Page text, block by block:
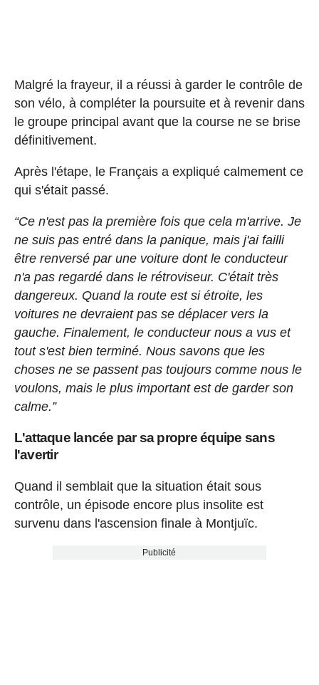
Malgré la frayeur, il a réussi à garder le contrôle de
son vélo, à compléter la poursuite et à revenir dans
le groupe principal avant que la course ne se brise
définitivement.
Après l'étape, le Français a expliqué calmement ce
qui s'était passé.
“Ce n'est pas la première fois que cela m'arrive. Je
ne suis pas entré dans la panique, mais j'ai failli
être renversé par une voiture dont le conducteur
n'a pas regardé dans le rétroviseur. C'était très
dangereux. Quand la route est si étroite, les
voitures ne devraient pas se déplacer vers la
gauche. Finalement, le conducteur nous a vus et
tout s'est bien terminé. Nous savons que les
choses ne se passent pas toujours comme nous le
voulons, mais le plus important est de garder son
calme.”
L'attaque lancée par sa propre équipe sans
l'avertir
Quand il semblait que la situation était sous
contrôle, un épisode encore plus insolite est
survenu dans l'ascension finale à Montjuïc.
Publicité